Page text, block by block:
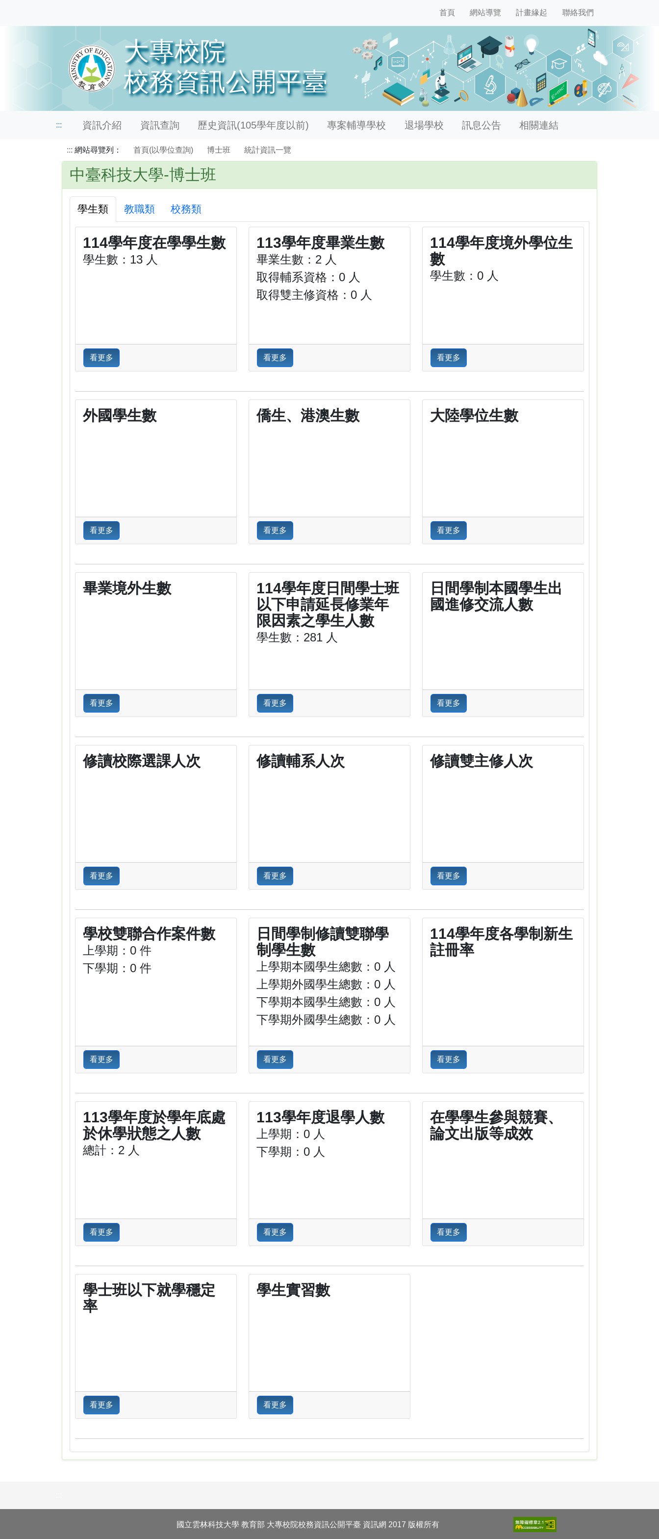
首頁 網站導覽 計畫緣起 聯絡我們
::: 資訊介紹 資訊查詢 歷史資訊(105學年度以前) 專案輔導學校 退場學校 訊息公告 相關連結
::: 網站尋覽列： 首頁(以學位查詢) 博士班 統計資訊一覽
中臺科技大學-博士班
學生類 教職類 校務類
114學年度在學學生數
學生數：13 人
看更多
113學年度畢業生數
畢業生數：2 人
取得輔系資格：0 人
取得雙主修資格：0 人
看更多
114學年度境外學位生
數
學生數：0 人
看更多
外國學生數
看更多
僑生、港澳生數
看更多
大陸學位生數
看更多
畢業境外生數
看更多
114學年度日間學士班
以下申請延長修業年
限因素之學生人數
學生數：281 人
看更多
日間學制本國學生出
國進修交流人數
看更多
修讀校際選課人次
看更多
修讀輔系人次
看更多
修讀雙主修人次
看更多
學校雙聯合作案件數
上學期：0 件
下學期：0 件
看更多
日間學制修讀雙聯學
制學生數
上學期本國學生總數：0 人
上學期外國學生總數：0 人
下學期本國學生總數：0 人
下學期外國學生總數：0 人
看更多
114學年度各學制新生
註冊率
看更多
113學年度於學年底處
於休學狀態之人數
總計：2 人
看更多
113學年度退學人數
上學期：0 人
下學期：0 人
看更多
在學學生參與競賽、
論文出版等成效
看更多
學士班以下就學穩定
率
看更多
學生實習數
看更多
國立雲林科技大學 教育部 大專校院校務資訊公開平臺 資訊網 2017 版權所有